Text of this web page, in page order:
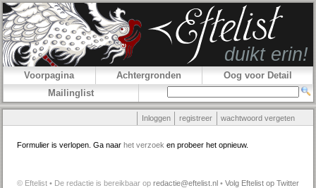
Voorpagina Achtergronden
Oog voor Detail
Mailinglist
Inloggen registreer wachtwoord vergeten
Formulier is verlopen. Ga naar het verzoek en probeer het opnieuw.
© Eftelist • De redactie is bereikbaar op redactie@eftelist.nl • Volg Eftelist op Twitter